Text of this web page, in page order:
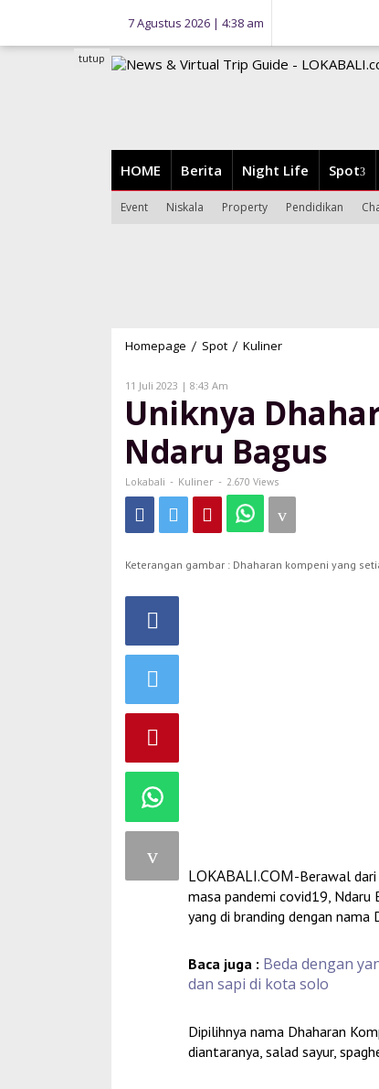
konten
7 Agustus 2026 | 4:38 am
HOME Berita Night Life Spot
Event Niskala Property Pendidikan
tutup
Homepage / Spot / KulinerUniknya
Kaki
Lima
Ndaru
Bagus
11 Juli 2023 | 8:43 Am
Uniknya
Ndaru Bagus
Lokabali - Kuliner - 2.670 Views
Keterangan gambar : Dhaharan kompeni yang
LOKABALI.COM-Berawal dari
masa pandemi covid19,
yang di branding dengan nama
Baca juga : Beda dengan
dan sapi di kota solo
Dipilihnya nama Dhaharan
diantaranya, salad sayur,